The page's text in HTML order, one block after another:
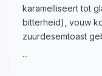
karamelliseert tot
bitterheid), vouw
zuurdesemtoast
...